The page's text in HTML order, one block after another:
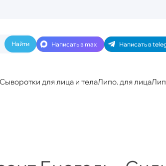
Написать в max Написать в
Сыворотки для лица и телаЛипо. для лица